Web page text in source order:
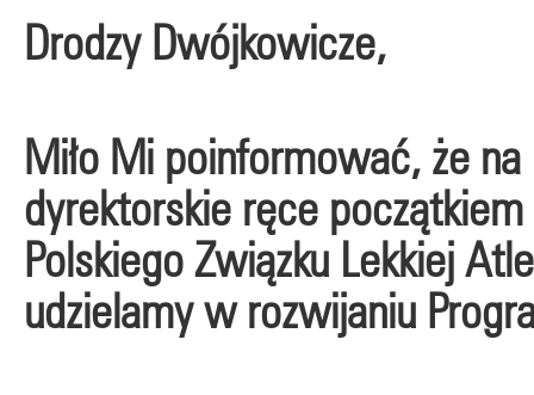
Drodzy Dwójkowicze,
Miło Mi poinformować, że
dyrektorskie ręce początkiem
Polskiego Związku Lekkiej
udzielamy w rozwijaniu